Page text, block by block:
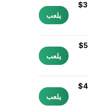
3000$
يلعب
5000$
يلعب
4500$
يلعب